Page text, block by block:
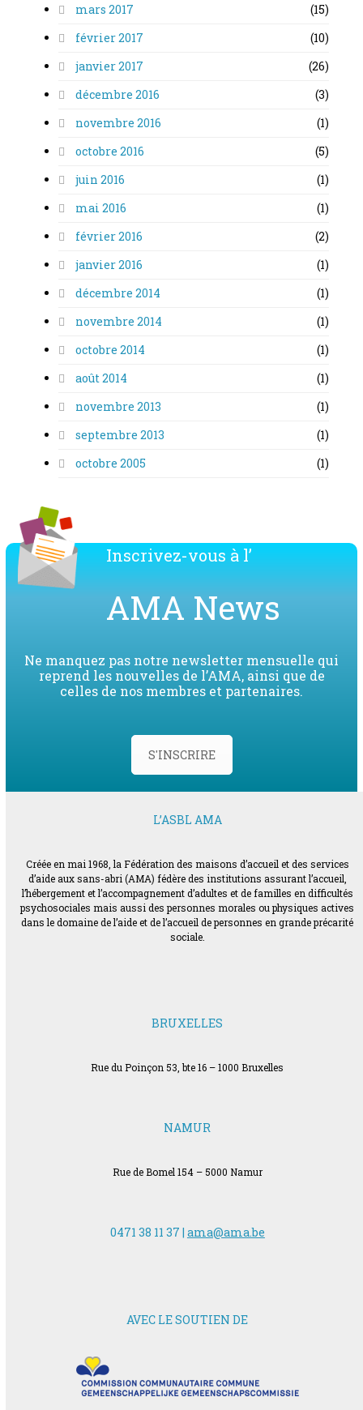
mars 2017
(15)
février 2017
(10)
janvier 2017
(26)
décembre 2016
(3)
novembre 2016
(1)
octobre 2016
(5)
juin 2016
(1)
mai 2016
(1)
février 2016
(2)
janvier 2016
(1)
décembre 2014
(1)
novembre 2014
(1)
octobre 2014
(1)
août 2014
(1)
novembre 2013
(1)
septembre 2013
(1)
octobre 2005
(1)
Inscrivez-vous à l’
AMA News
Ne manquez pas notre newsletter mensuelle qui
reprend les nouvelles de l’AMA, ainsi que de
celles de nos membres et partenaires.
S'INSCRIRE
L’ASBL AMA
Créée en mai 1968, la Fédération des maisons d’accueil et des services
d’aide aux sans-abri (AMA) fédère des institutions assurant l’accueil,
l’hébergement et l’accompagnement d’adultes et de familles en difficultés
psychosociales mais aussi des personnes morales ou physiques actives
dans le domaine de l’aide et de l’accueil de personnes en grande précarité
sociale.
BRUXELLES
Rue du Poinçon 53, bte 16 – 1000 Bruxelles
NAMUR
Rue de Bomel 154 – 5000 Namur
0471 38 11 37 | ama@ama.be
AVEC LE SOUTIEN DE